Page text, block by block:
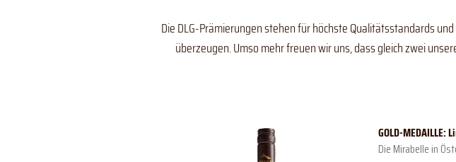
Die DLG-Prämierungen stehen für höchste Qualitätsstandards
überzeugen. Umso mehr freuen wir uns, dass gleich zwei
GOLD-MEDAILLE:
Die Mirabelle in